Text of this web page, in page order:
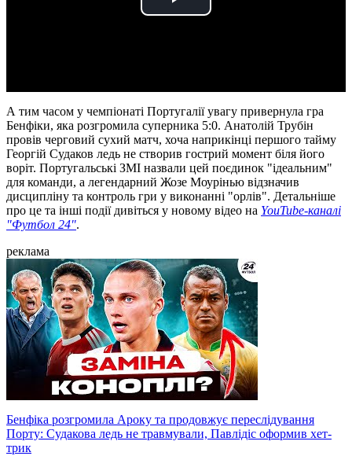
Play
А тим часом у чемпіонаті Португалії увагу привернула гра
Бенфіки, яка розгромила суперника 5:0. Анатолій Трубін
провів черговий сухий матч, хоча наприкінці першого тайму
Георгій Судаков ледь не створив гострий момент біля його
воріт. Португальські ЗМІ назвали цей поєдинок "ідеальним"
для команди, а легендарний Жозе Моурінью відзначив
дисципліну та контроль гри у виконанні "орлів". Детальніше
про це та інші події дивіться у новому відео на YouTube-каналі
"Футбол 24".
реклама
Бенфіка розгромила Ароку та продовжує переслідування
Порту: Судакова ледь не травмували, Павлідіс оформив хет-
трик